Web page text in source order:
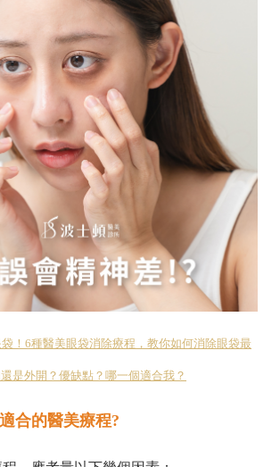
！6種醫美眼袋消除療程，教你如何消除眼袋最
是外開？優缺點？哪一個適合我？
合的醫美療程?